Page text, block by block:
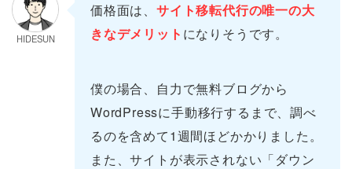
HIDESUN
価格面は、 サイト移転代行の唯一の大
きなデメリット になりそうです。
僕の場合、自力で無料ブログから
WordPressに手動移行するまで、調べ
るのを含めて1週間ほどかかりました。
また、サイトが表示されない「ダウン